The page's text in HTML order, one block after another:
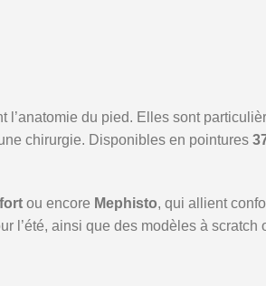
l’anatomie du pied. Elles sont
chirurgie. Disponibles en pointures
ou encore Mephisto, qui allient
l’été, ainsi que des modèles à scratch